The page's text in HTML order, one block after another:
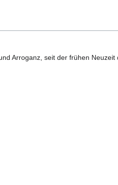
Arroganz, seit der frühen